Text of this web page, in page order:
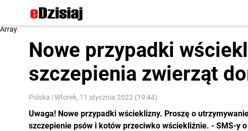
Array
Nowe przypadki
szczepienia zwierząt
Polska | Wtorek, 11 stycznia 2022 (19:44)
Uwaga! Nowe przypadki wścieklizny. Proszę o
szczepienie psów i kotów przeciwko wściekliźnie. - SMS-y